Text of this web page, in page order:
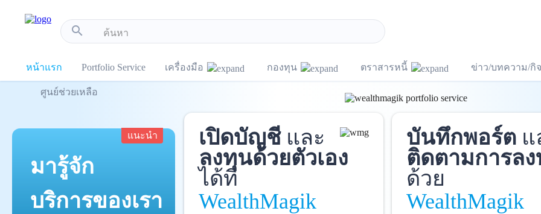
search
หน้าแรก Portfolio Service เครื่องมือ กองทุน ตราสารหนี้ ข่าว/บทความ/กิ
ศูนย์ช่วยเหลือ
แนะนำ
มารู้จัก
บริการของเรา
เปิดบัญชีและ
ลงทุนด้วยตัวเอง
ได้ที่
WealthMagik
บันทึกพอร์ต แ
ติดตามการล
ด้วย
WealthMagik